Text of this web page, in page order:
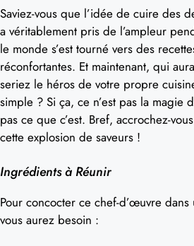
Saviez-vous que l’idée de cuire des
a véritablement pris de l’ampleur
le monde s’est tourné vers des
réconfortantes. Et maintenant, qui
seriez le héros de votre propre
simple ? Si ça, ce n’est pas la magie
pas ce que c’est. Bref, accrochez-
cette explosion de saveurs !
Ingrédients à Réunir
Pour concocter ce chef-d’œuvre
vous aurez besoin :